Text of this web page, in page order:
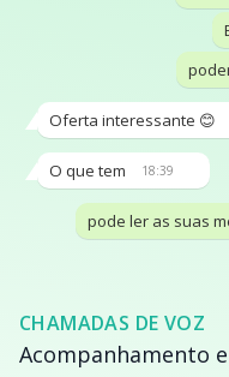
Oferta interessante 😊
18:39
O que tem
pode ler as suas
CHAMADAS DE VOZ
Acompanhamento